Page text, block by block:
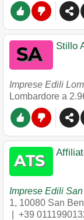
Stillo
Imprese Edili
Lombardore a
Imprese Edili
1, 10080 San
+39